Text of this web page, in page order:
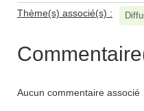
Thème(s) associé(s) :
Aucun commentaire associé